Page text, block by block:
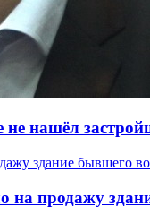
нашёл
на продажу